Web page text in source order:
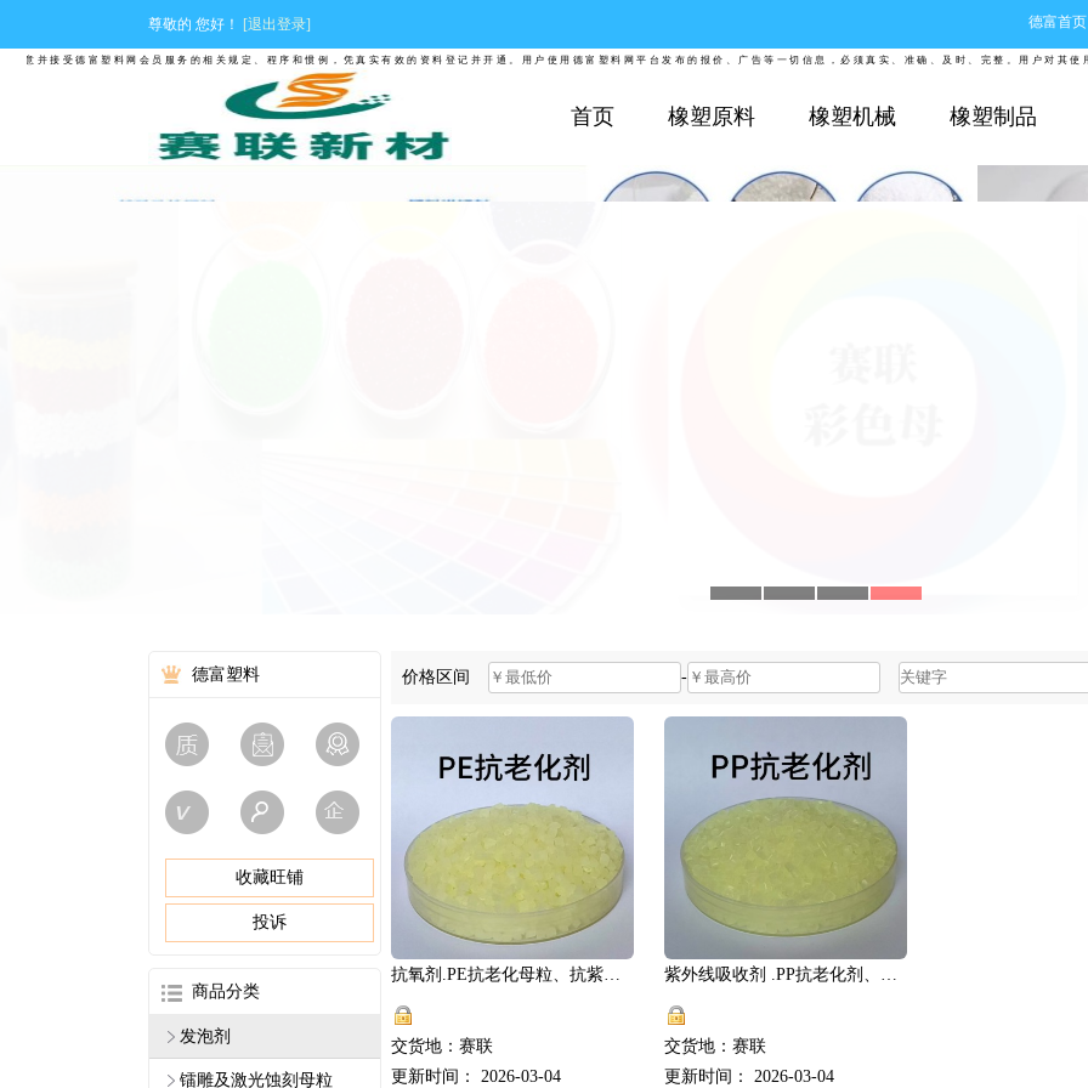
尊敬的 您好！ [退出登录] 德富首页
受德富塑料网会员服务的相关规定、程序和惯例，凭真实有效的资料登记并开通。用户使用德富塑料网平台发布的报价、广告等一切信息，必须真实、准确、及时、完整。用户对其使用
首页 橡塑原料 橡塑机械 橡塑制品
德富塑料
收藏旺铺
投诉
商品分类
发泡剂
镭雕及激光蚀刻母粒
价格区间 -
抗氧剂.PE抗老化母粒、抗紫外线吸收剂、UV粉、抗氧剂.赛联
交货地：赛联
更新时间： 2026-03-04
紫外线吸收剂 .PP抗老化剂、抗老化母粒、抗氧剂、光稳定剂.赛联
交货地：赛联
更新时间： 2026-03-04